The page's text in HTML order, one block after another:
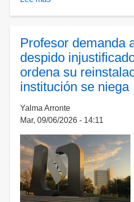
jurídica
a
estudiantes
afectados
supuesto
robo
recursos
para
graduación
Profesor demanda
despido
ordena su
institución se niega
Yalma Arronte
Mar, 09/06/2026 - 14:11